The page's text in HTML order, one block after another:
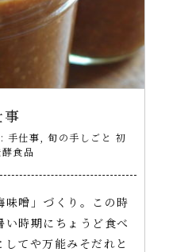
手仕事
旬の手しごと 初
食品
噌」づくり。この時
時期にちょうど食べ
てや万能みそだれと